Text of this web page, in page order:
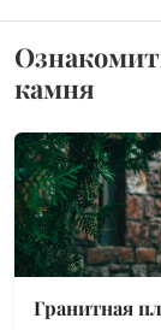
камня
Гранитная